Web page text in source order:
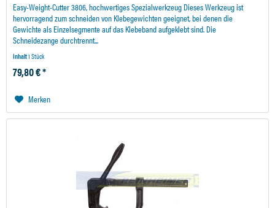
Easy-Weight-Cutter 3806, hochwertiges Spezialwerkzeug Dieses Werkzeug ist
hervorragend zum schneiden von Klebegewichten geeignet, bei denen die
Gewichte als Einzelsegmente auf das Klebeband aufgeklebt sind. Die
Schneidezange durchtrennt...
Inhalt1 Stück
79,80 € *
Merken